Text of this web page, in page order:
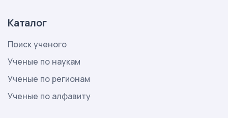
Каталог
Поиск ученого
Ученые по наукам
Ученые по регионам
Ученые по алфавиту